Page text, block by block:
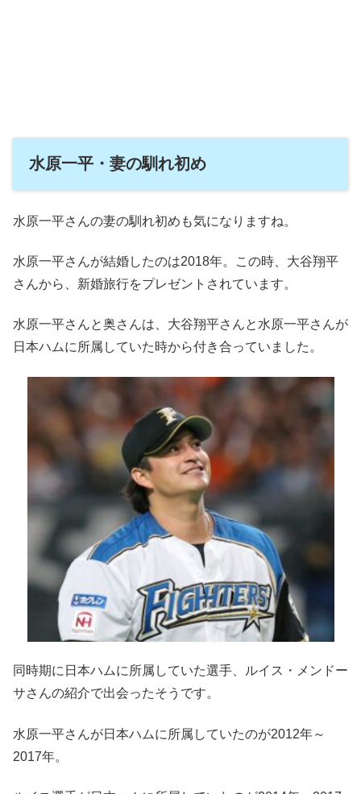
水原一平・妻の馴れ初め
水原一平さんの妻の馴れ初めも気になりますね。
水原一平さんが結婚したのは2018年。この時、大谷翔平
さんから、新婚旅行をプレゼントされています。
水原一平さんと奥さんは、大谷翔平さんと水原一平さんが
日本ハムに所属していた時から付き合っていました。
同時期に日本ハムに所属していた選手、ルイス・メンドー
サさんの紹介で出会ったそうです。
水原一平さんが日本ハムに所属していたのが2012年～
2017年。